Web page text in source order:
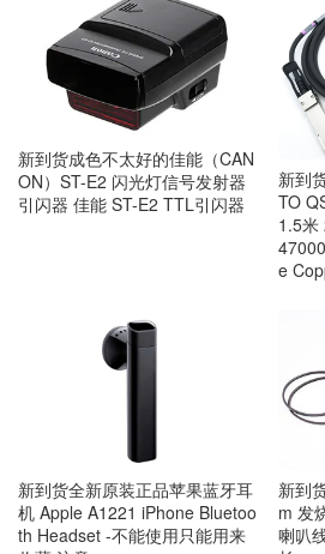
新到货成色不太好的佳能（CAN
ON）ST-E2 闪光灯信号发射器
引闪器 佳能 ST-E2 TTL引闪器
新到
TO
1.5米
e
新到货全新原装正品苹果蓝牙耳
机 Apple A1221 iPhone Bluetoo
th Headset -不能使用只能用来
新到
m 发
喇叭